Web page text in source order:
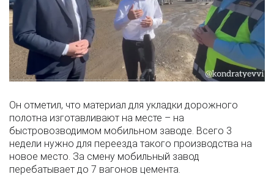
Он отметил, что материал для укладки дорожного
полотна изготавливают на месте – на
быстровозводимом мобильном заводе. Всего 3
недели нужно для переезда такого производства на
новое место. За смену мобильный завод
перебатывает до 7 вагонов цемента.